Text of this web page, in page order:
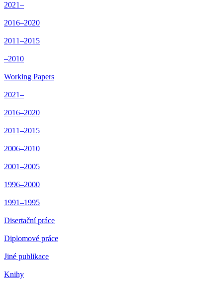
2021–
2016–2020
2011–2015
–2010
Working Papers
2021–
2016–2020
2011–2015
2006–2010
2001–2005
1996–2000
1991–1995
Disertační práce
Diplomové práce
Jiné publikace
Knihy